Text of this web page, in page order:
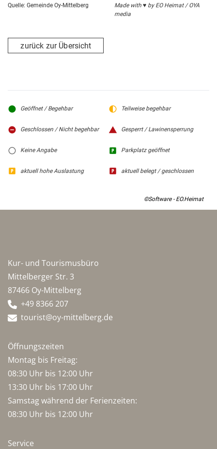
durchlaufen.
Selbstverständlich stehen an allen Parcours
Den Kletterwald Grüntensee können Sie direkt mit dem Zug
Quelle: Gemeinde Oy-Mittelberg
Made with ♥ by EO Heimat / OYA
media
zurück zur Übersicht
Geöffnet / Begehbar Teilweise begehbar
Geschlossen / Nicht begehbar Gesperrt / Lawinensperrung
Keine Angabe Parkplatz geöffnet
aktuell hohe Auslastung aktuell belegt / geschlossen
©Software - EO.Heimat
Kur- und Tourismusbüro
Mittelberger Str. 3
87466 Oy-Mittelberg
+49 8366 207
tourist@oy-mittelberg.de
Öffnungszeiten
Montag bis Freitag:
08:30 Uhr bis 12:00 Uhr
13:30 Uhr bis 17:00 Uhr
Samstag während der Ferienzeiten:
08:30 Uhr bis 12:00 Uhr
Service